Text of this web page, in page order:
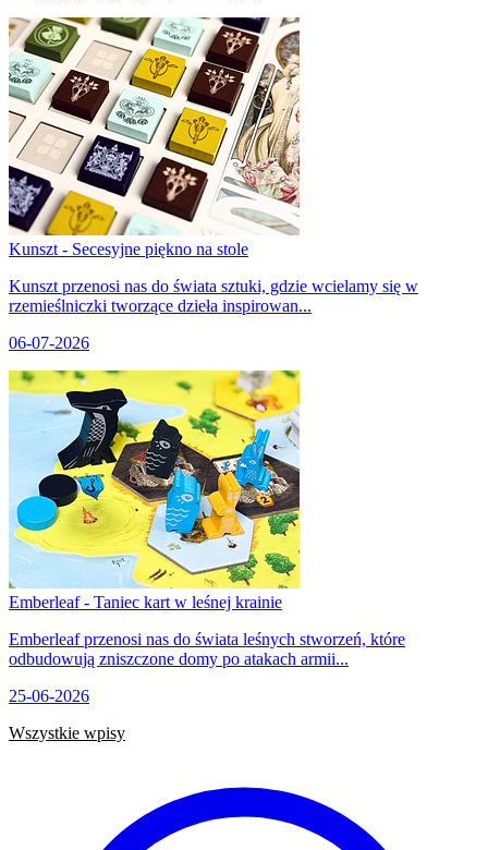
Kunszt - Secesyjne piękno na stole
Kunszt przenosi nas do świata sztuki, gdzie wcielamy się w
rzemieślniczki tworzące dzieła inspirowan...
06-07-2026
Emberleaf - Taniec kart w leśnej krainie
Emberleaf przenosi nas do świata leśnych stworzeń, które
odbudowują zniszczone domy po atakach armii...
25-06-2026
Wszystkie wpisy